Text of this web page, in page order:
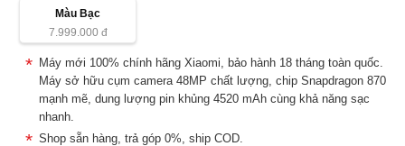
Màu Bạc
7.999.000đ
Máy mới 100% chính hãng Xiaomi, bảo hành 18 tháng toàn quốc.
Máy sở hữu cụm camera 48MP chất lượng, chip Snapdragon 870
mạnh mẽ, dung lượng pin khủng 4520 mAh cùng khả năng sạc
nhanh.
Shop sẵn hàng, trả góp 0%, ship COD.